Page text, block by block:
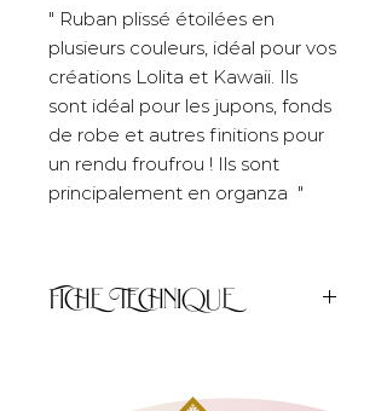
" Ruban plissé étoilées en
plusieurs couleurs, idéal pour vos
créations Lolita et Kawaii. Ils
sont idéal pour les jupons, fonds
de robe et autres finitions pour
un rendu froufrou ! Ils sont
principalement en organza "
FICHE TECHNIQUE